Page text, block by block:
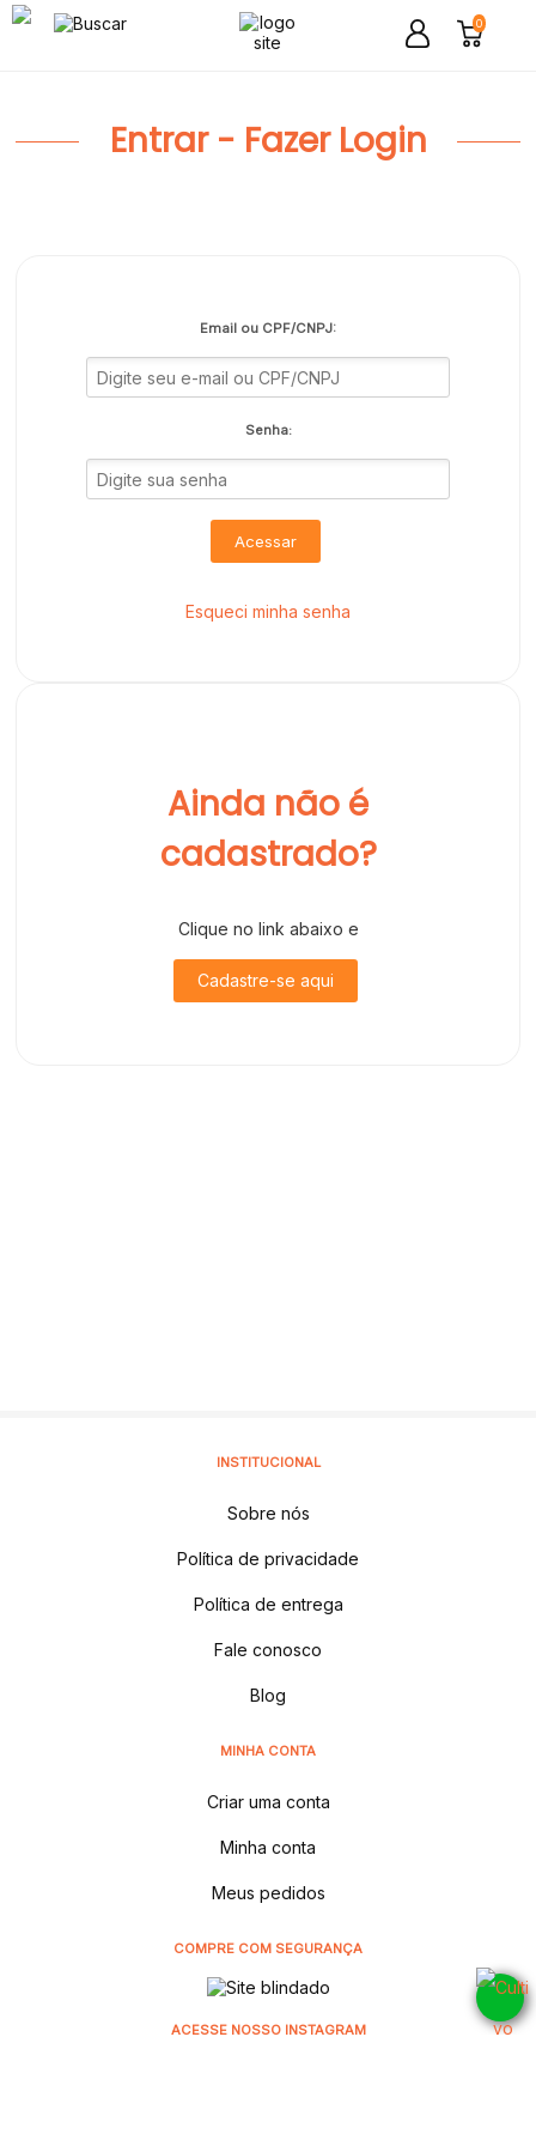
0
Entrar - Fazer Login
Email ou CPF/CNPJ:
Senha:
Acessar
Esqueci minha senha
Ainda não é
cadastrado?
Clique no link abaixo e
Cadastre-se aqui
INSTITUCIONAL
Sobre nós
Política de privacidade
Política de entrega
Fale conosco
Blog
MINHA CONTA
Criar uma conta
Minha conta
Meus pedidos
COMPRE COM SEGURANÇA
ACESSE NOSSO INSTAGRAM